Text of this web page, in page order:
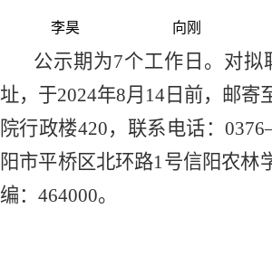
李昊 向刚
公示期为7个工作日。对
址，于2024年8月14日前，邮
院行政楼420，联系电话：
阳市平桥区北环路1号信阳农林
编：464000。